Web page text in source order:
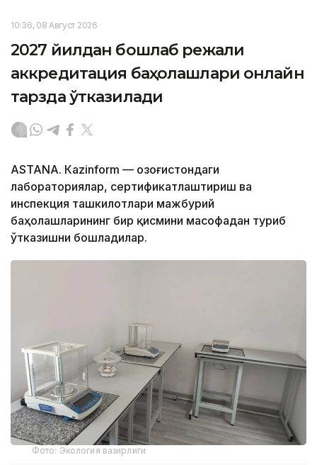
10:36, 08 Август 2026
2027 йилдан бошлаб режали
аккредитация баҳолашлари онлайн
тарзда ўтказилади
ASTANА. Кazinform — Қозоғистондаги
лабораториялар, сертификатлаштириш ва
инспекция ташкилотлари мажбурий
баҳолашларининг бир қисмини масофадан туриб
ўтказишни бошладилар.
Фото: Экология вазирлиги